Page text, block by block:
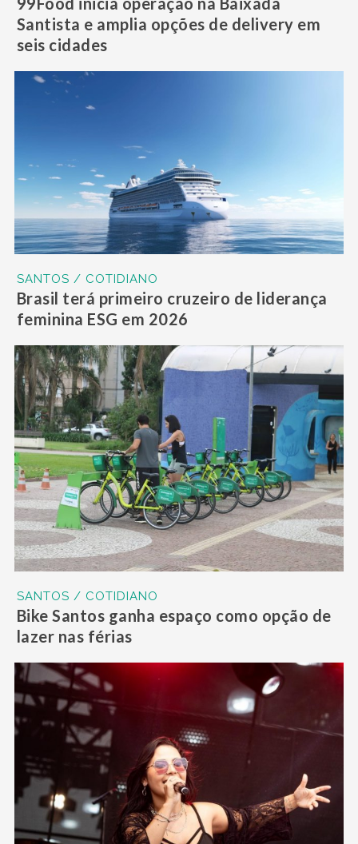
Santista e amplia opções de delivery em
seis cidades
SANTOS / COTIDIANO
Brasil terá primeiro cruzeiro de liderança
feminina ESG em 2026
SANTOS / COTIDIANO
Bike Santos ganha espaço como opção de
lazer nas férias